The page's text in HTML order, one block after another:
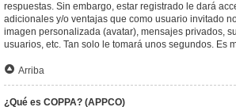
respuestas. Sin embargo, estar registrado le dará
adicionales y/o ventajas que como usuario invitado
imagen personalizada (avatar), mensajes privados,
usuarios, etc. Tan solo le tomará unos segundos. Es
Arriba
¿Qué es COPPA? (APPCO)